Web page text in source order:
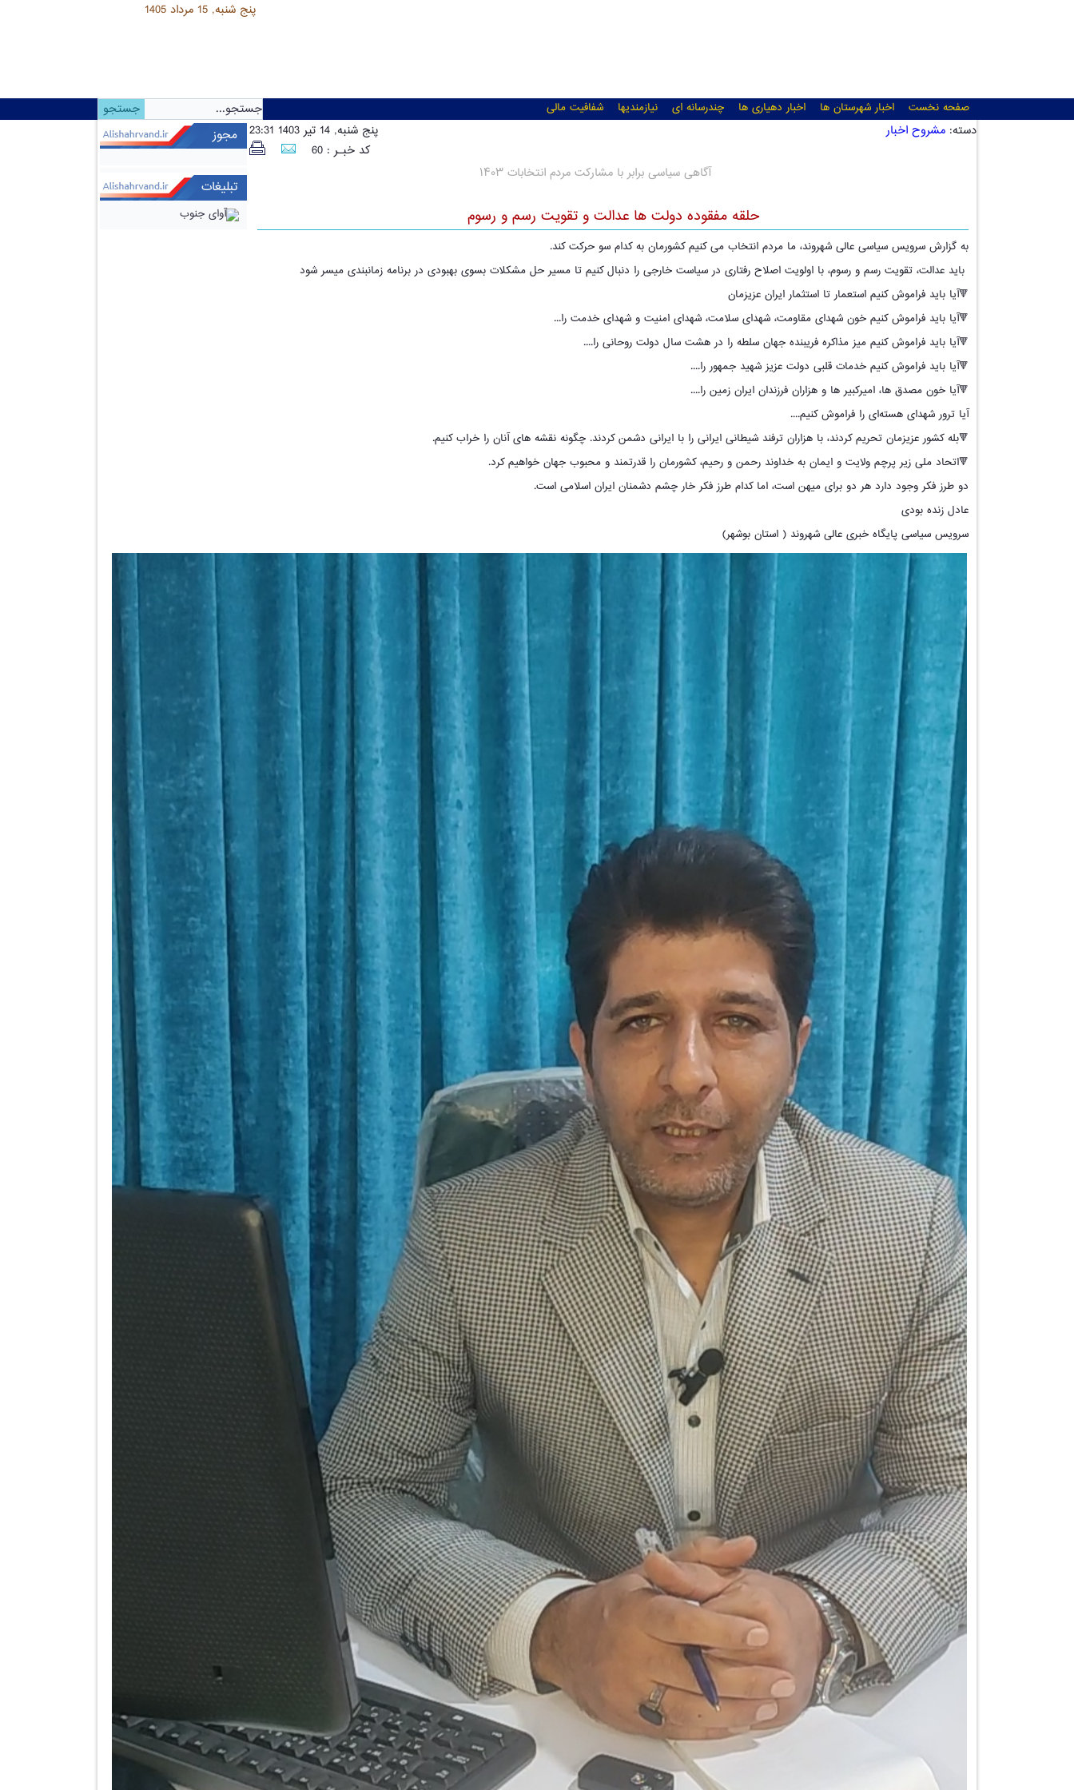
صفحه نخست اخبار شهرستان ها اخبار دهیاری ها چندرسانه ای نیازمندیها شفافیت مالی
پنج شنبه, 15 مرداد 1405
دسته: مشروح اخبار
پنج شنبه, 14 تیر 1403 23:31
کد خبـر : 60
آگاهی سیاسی برابر با مشارکت مردم انتخابات ۱۴۰۳
حلقه مفقوده دولت ها عدالت و تقویت رسم و رسوم
به گزارش سرویس سیاسی عالی شهروند، ما مردم انتخاب می کنیم کشورمان به کدام سو حرکت کند.
باید عدالت، تقویت رسم و رسوم، با اولویت اصلاح رفتاری در سیاست خارجی را دنبال کنیم تا مسیر حل مشکلات بسوی بهبودی در برنامه زمانبندی میسر شود
🔻آیا باید فراموش کنیم استعمار تا استثمار ایران عزیزمان
🔻آیا باید فراموش کنیم خون شهدای مقاومت، شهدای سلامت، شهدای امنیت و شهدای خدمت را...
🔻آیا باید فراموش کنیم میز مذاکره فریبنده جهان سلطه را در هشت سال دولت روحانی را....
🔻آیا باید فراموش کنیم خدمات قلبی دولت عزیز شهید جمهور را....
🔻آیا خون مصدق ها، امیرکبیر ها و هزاران فرزندان ایران زمین را....
آیا ترور شهدای هسته‌ای را فراموش کنیم....
🔻بله کشور عزیزمان تحریم کردند، با هزاران ترفند شیطانی ایرانی را با ایرانی دشمن کردند. چگونه نقشه های آنان را خراب کنیم.
🔻اتحاد ملی زیر پرچم ولایت و ایمان به خداوند رحمن و رحیم، کشورمان را قدرتمند و محبوب جهان خواهیم کرد.
دو طرز فکر وجود دارد هر دو برای میهن است، اما کدام طرز فکر خار چشم دشمنان ایران اسلامی است.
عادل زنده بودی
سرویس سیاسی پایگاه خبری عالی شهروند ( استان بوشهر)
مجوز
تبلیغات